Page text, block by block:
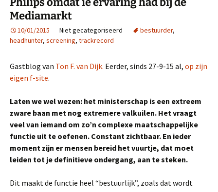
Mediamarkt
10/01/2015 Niet gecategoriseerd bestuurder,
headhunter, screening, trackrecord
Gastblog van Ton F. van Dijk. Eerder, sinds 27-9-15 al, op zijn
eigen f-site.
Laten we wel wezen: het ministerschap is een extreem
zware baan met nog extremere valkuilen. Het vraagt
veel van iemand om zo’n complexe maatschappelijke
functie uit te oefenen. Constant zichtbaar. En ieder
moment zijn er mensen bereid het vuurtje, dat moet
leiden tot je definitieve ondergang, aan te steken.
Dit maakt de functie heel “bestuurlijk”, zoals dat wordt